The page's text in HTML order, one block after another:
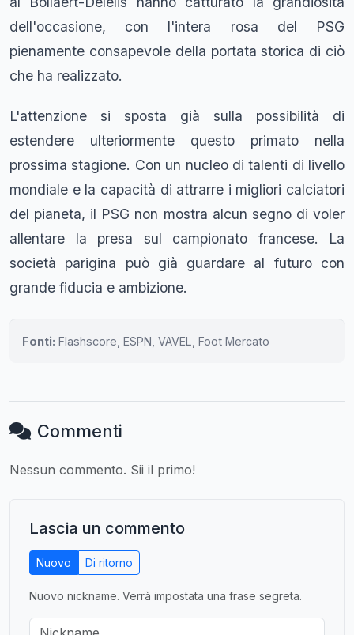
dell'occasione, con l'intera rosa del PSG
pienamente consapevole della portata storica di ciò
che ha realizzato.
L'attenzione si sposta già sulla possibilità di
estendere ulteriormente questo primato nella
prossima stagione. Con un nucleo di talenti di livello
mondiale e la capacità di attrarre i migliori calciatori
del pianeta, il PSG non mostra alcun segno di voler
allentare la presa sul campionato francese. La
società parigina può già guardare al futuro con
grande fiducia e ambizione.
Fonti: Flashscore, ESPN, VAVEL, Foot Mercato
Commenti
Nessun commento. Sii il primo!
Lascia un commento
Nuovo Di ritorno
Nuovo nickname. Verrà impostata una frase segreta.